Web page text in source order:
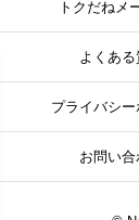
トクだねメ
よくある
プライバシ
お問い合